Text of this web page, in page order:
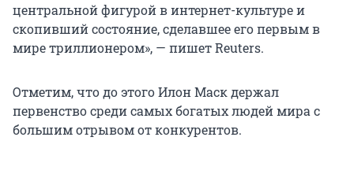
центральной фигурой в интернет-культуре и
скопивший состояние, сделавшее его первым в
мире триллионером», — пишет Reuters.
Отметим, что до этого Илон Маск держал
первенство среди самых богатых людей мира с
большим отрывом от конкурентов.